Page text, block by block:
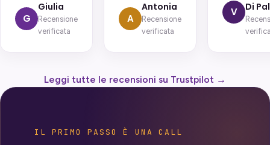
G
Giulia
Recensione
verificata
A
Antonia
Recensione
verificata
V
Di
Leggi tutte le recensioni su Trustpilot →
IL PRIMO PASSO È UNA CALL